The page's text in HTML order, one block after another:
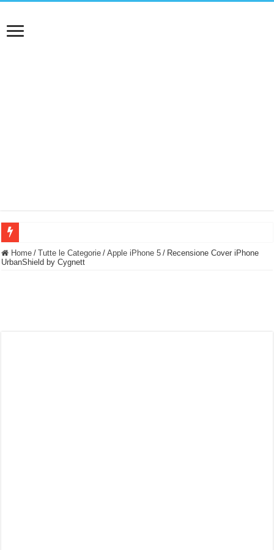
BASTA FATICARE! Questo robot tagliaerba lo appoggi e fa tutto lui! (Senza
Home / Tutte le Categorie / Apple iPhone 5 / Recensione Cover iPhone
UrbanShield by Cygnett